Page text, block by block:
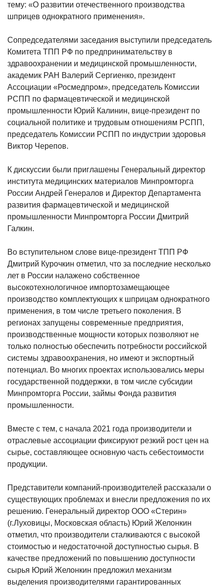
тему: «О развитии отечественного производства
шприцев однократного применения».
Сопредседателями заседания выступили председатель
Комитета ТПП РФ по предпринимательству в
здравоохранении и медицинской промышленности,
академик РАН Валерий Сергиенко, президент
Ассоциации «Росмедпром», председатель Комиссии
РСПП по фармацевтической и медицинской
промышленности Юрий Калинин, вице-президент по
социальной политике и трудовым отношениям РСПП,
председатель Комиссии РСПП по индустрии здоровья
Виктор Черепов.
К дискуссии были приглашены Генеральный директор
института медицинских материалов Минпромторга
России Андрей Генералов и Директор Департамента
развития фармацевтической и медицинской
промышленности Минпромторга России Дмитрий
Галкин.
Во вступительном слове вице-президент ТПП РФ
Дмитрий Курочкин отметил, что за последние несколько
лет в России налажено собственное
высокотехнологичное импортозамещающее
производство комплектующих к шприцам однократного
применения, в том числе третьего поколения. В
регионах запущены современные предприятия,
производственные мощности которых позволяют не
только полностью обеспечить потребности российской
системы здравоохранения, но имеют и экспортный
потенциал. Во многих проектах использовались меры
государственной поддержки, в том числе субсидии
Минпромторга России, займы Фонда развития
промышленности.
Вместе с тем, с начала 2021 года производители и
отраслевые ассоциации фиксируют резкий рост цен на
сырье, составляющее основную часть себестоимости
продукции.
Представители компаний-производителей рассказали о
существующих проблемах и внесли предложения по их
решению. Генеральный директор ООО «Стерин»
(г.Луховицы, Московская область) Юрий Желонкин
отметил, что производители сталкиваются с высокой
стоимостью и недостаточной доступностью сырья. В
качестве предложений по повышению доступности
сырья Юрий Желонкин предложил механизм
выделения производителями гарантированных